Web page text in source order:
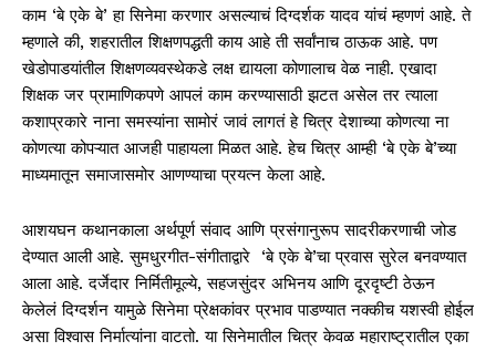
काम ‘बे एके बे’ हा सिनेमा करणार असल्याचं दिग्दर्शक यादव यांचं म्हणणं आहे. ते
म्हणाले की, शहरातील शिक्षणपद्धती काय आहे ती सर्वांनाच ठाऊक आहे. पण
खेडोपाडयांतील शिक्षणव्यवस्थेकडे लक्ष द्यायला कोणालाच वेळ नाही. एखादा
शिक्षक जर प्रामाणिकपणे आपलं काम करण्यासाठी झटत असेल तर त्याला
कशाप्रकारे नाना समस्यांना सामोरं जावं लागतं हे चित्र देशाच्या कोणत्या ना
कोणत्या कोपऱ्यात आजही पाहायला मिळत आहे. हेच चित्र आम्ही ‘बे एके बे’च्या
माध्यमातून समाजासमोर आणण्याचा प्रयत्न केला आहे.
आशयघन कथानकाला अर्थपूर्ण संवाद आणि प्रसंगानुरूप सादरीकरणाची जोड
देण्यात आली आहे. सुमधुरगीत-संगीताद्वारे ‘बे एके बे’चा प्रवास सुरेल बनवण्यात
आला आहे. दर्जेदार निर्मितीमूल्ये, सहजसुंदर अभिनय आणि दूरदृष्टी ठेऊन
केलेलं दिग्दर्शन यामुळे सिनेमा प्रेक्षकांवर प्रभाव पाडण्यात नक्कीच यशस्वी होईल
असा विश्वास निर्मात्यांना वाटतो. या सिनेमातील चित्र केवळ महाराष्ट्रातील एका